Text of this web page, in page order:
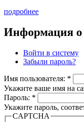
подробнее
Информация о
Войти в систему
Забыли пароль?
Имя пользователя: *
Укажите ваше имя на
Пароль: *
Укажите пароль,
CAPTCHA